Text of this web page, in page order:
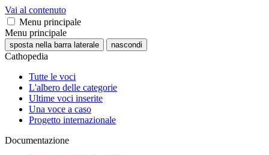
Vai al contenuto
Menu principale
Menu principale
sposta nella barra laterale nascondi
Cathopedia
Tutte le voci
L'albero delle categorie
Ultime voci inserite
Una voce a caso
Progetto internazionale
Documentazione